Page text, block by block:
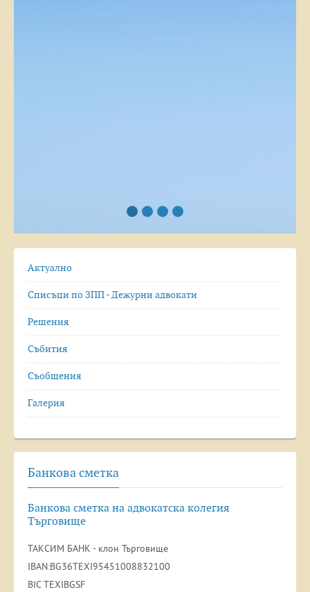
Актуално
Списъци по ЗПП - Дежурни адвокати
Решения
Събития
Съобщения
Галерия
Банкова сметка
Банкова сметка на адвокатска колегия
Търговище
ТАКСИМ БАНК - клон Търговище
IBAN:BG36TEXI95451008832100
BIC TEXIBGSF